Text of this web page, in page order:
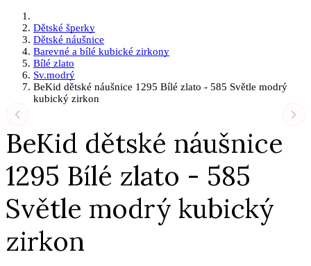
Dětské šperky
Dětské náušnice
Barevné a bílé kubické zirkony
Bílé zlato
Sv.modrý
BeKid dětské náušnice 1295 Bílé zlato - 585 Světle modrý
kubický zirkon
BeKid dětské náušnice
1295 Bílé zlato - 585
Světle modrý kubický
zirkon